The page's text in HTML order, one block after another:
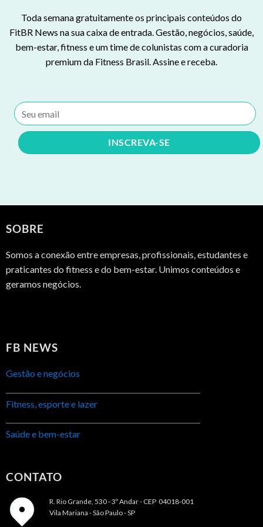
Toda semana gratuitamente os principais conteúdos do
FitBR News na sua caixa de entrada. Gestão, negócios, saúde,
bem-estar, fitness e um time de colunistas com a curadoria
premium da Fitness Brasil. Assine e receba.
SOBRE
Somos a conexão entre empresas, profissionais, estudantes e
praticantes do fitness e do bem-estar. Unimos conteúdos e
geramos negócios.
FB NEWS
Gestão e negócios
Fitness, esporte e lazer
Saúde e bem-estar
CONTATO
R. Rio Grande, 530 - 3º Andar - CEP 04018-001
Vila Mariana - São Paulo - SP